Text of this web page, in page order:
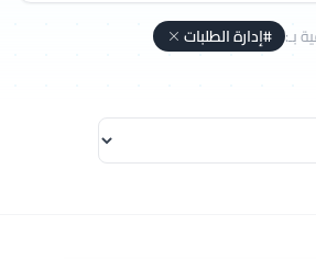
بـ: #إدارة الطلبات